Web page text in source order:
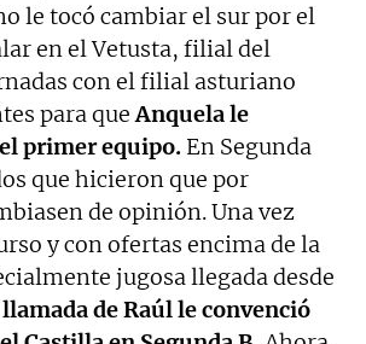
le tocó cambiar el sur por el
en el Vetusta, filial del
con el filial asturiano
para queAnquela le
primer equipo. En Segunda
que hicieron que por
de opinión. Una vez
y con ofertas encima de la
jugosa llegada desde
de Raúl le convenció